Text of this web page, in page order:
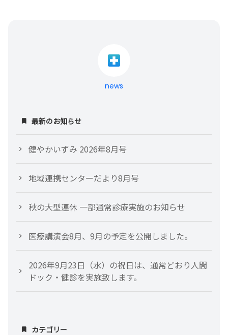
シ
ョ
ン
news
最新のお知らせ
健やかいずみ 2026年8月号
地域連携センターだより8月号
秋の大型連休 一部通常診療実施のお知らせ
医療講演会8月、9月の予定を公開しました。
2026年9月23日（水）の祝日は、通常どおり人間
ドック・健診を実施致します。
カテゴリー